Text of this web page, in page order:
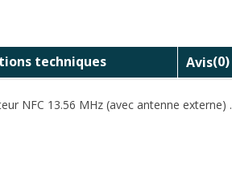
techniques Avis(0)
NFC 13.56 MHz (avec antenne externe) .